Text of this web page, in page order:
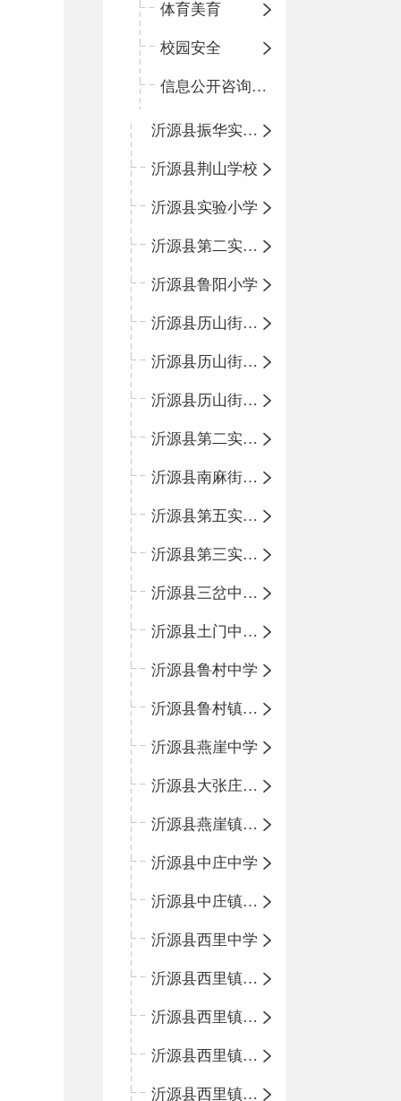
体育美育
校园安全
信息公开咨询指南
沂源县振华实验学校
沂源县荆山学校
沂源县实验小学
沂源县第二实验小学
沂源县鲁阳小学
沂源县历山街道办事处振兴路小学
沂源县历山街道办事处荆山路小学
沂源县历山街道办事处鲁山路小学
沂源县第二实验中学
沂源县南麻街道办事处中心小学
沂源县第五实验小学
沂源县第三实验小学
沂源县三岔中心学校
沂源县土门中心学校
沂源县鲁村中学
沂源县鲁村镇中心小学
沂源县燕崖中学
沂源县大张庄中心学校
沂源县燕崖镇中心小学
沂源县中庄中学
沂源县中庄镇中心小学
沂源县西里中学
沂源县西里镇中心小学
沂源县西里镇柳枝峪回民小学
沂源县西里镇金星完全小学
沂源县西里镇团圆小学